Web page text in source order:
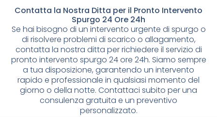
Contatta la Nostra Ditta per il Pronto Intervento
Spurgo 24 Ore 24h
Se hai bisogno di un intervento urgente di spurgo o
di risolvere problemi di scarico o allagamento,
contatta la nostra ditta per richiedere il servizio di
pronto intervento spurgo 24 ore 24h. Siamo sempre
a tua disposizione, garantendo un intervento
rapido e professionale in qualsiasi momento del
giorno o della notte. Contattaci subito per una
consulenza gratuita e un preventivo
personalizzato.